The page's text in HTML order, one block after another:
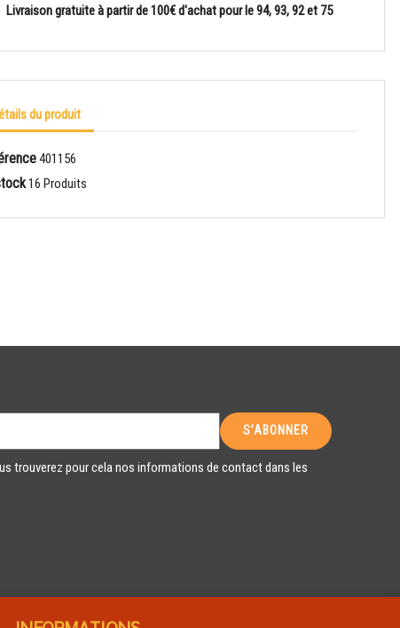
Livraison gratuite à partir de 100€ d'achat pour le 94, 93, 92 et 75
du produit
401156
16 Produits
trouverez pour cela nos informations de contact dans les